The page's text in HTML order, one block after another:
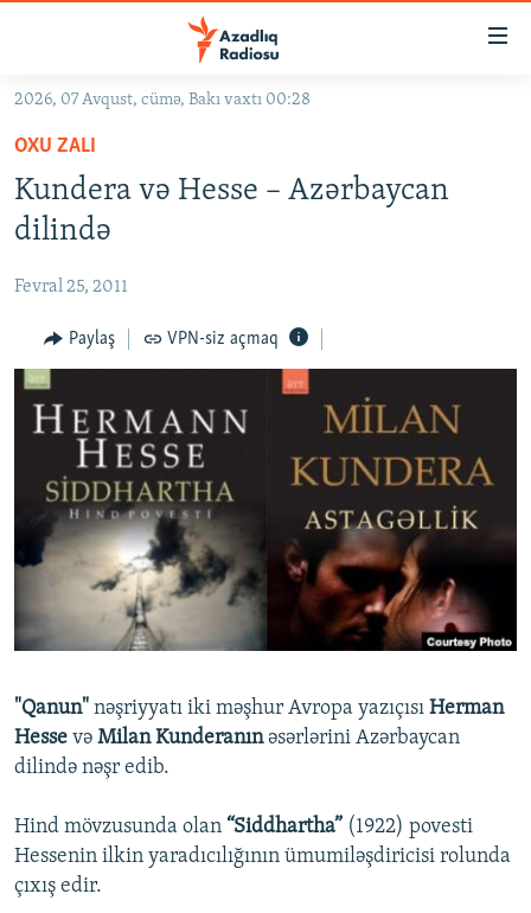
Əsas
qayıt
Əsas
naviqasiyaya
qayıt
Axtarışa
#İZAHLA
KORRUPSIOMETR
FƏRQƏ BAX
QANUNI DOĞRU
ARAŞDIRMA
MULTIMEDIA
VIDEO
FOTOQALEREYA
İNFOQRAFIKA
KARIKATURA
RADIO ARXIV
OXU ZALI
AZƏRBAYCAN ƏDƏBIYYATI KITABXANASI
İSLAM VƏ DEMOKRATIYA
İZ - MƏDƏNIYYƏT PROQRAMI
HAQQIMIZDA
MISSIYAMIZ
PEŞƏ ETIKASI VƏ JURNALISTIKA STANDARTLARIMIZ
MATERIALLARIMIZDAN ISTIFADƏ
BIZIMLƏ ƏLAQƏ
XƏBƏR BÜLLETENLƏRIMIZ
BIZI IZLƏ
2026, 07 Avqust, cümə, Bakı vaxtı 00:28
OXU ZALI
Kundera və Hesse – Azərbaycan
dilində
Fevral 25, 2011
Paylaş VPN-siz açmaq
"Qanun" nəşriyyatı iki məşhur Avropa yazıçısı Herman
Hesse və Milan Kunderanın əsərlərini Azərbaycan
dilində nəşr edib.
Hind mövzusunda olan “Siddhartha” (1922) povesti
Hessenin ilkin yaradıcılığının ümumiləşdiricisi rolunda
çıxış edir.